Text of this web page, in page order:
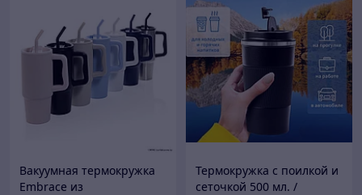
Вакуумная термокружка
Embrace из
Термокружка с поилкой и
сеточкой 500 мл. /